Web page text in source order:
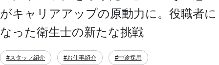
がキャリアアップの原動力に。役職者に
なった衛生士の新たな挑戦
#スタッフ紹介 #お仕事紹介 #中途採用